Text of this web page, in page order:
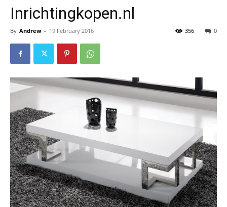
Inrichtingkopen.nl
By Andrew - 19 February 2016 0
356